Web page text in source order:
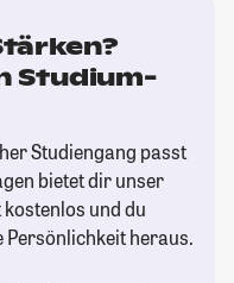
Studium-
Studiengang passt
bietet dir unser
kostenlos und du
heraus.